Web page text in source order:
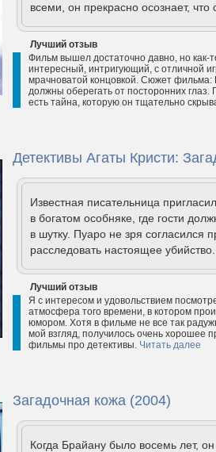
всеми, он прекрасно осознает,
Лучший отзыв
Фильм вышел достаточно давно, но
интересный, интригующий, с отличной
мрачноватой концовкой. Сюжет фильма:
должны оберегать от посторонних
есть тайна, которую он тщательно
Детективы Агаты Кристи:
Известная писательница
в богатом особняке, где гости
в шутку. Пуаро не зря согласился
расследовать настоящее убийство.
Лучший отзыв
Я с интересом и удовольствием
атмосфера того времени, в котором
юмором. Хотя в фильме не все так
мой взгляд, получилось очень хорошее
фильмы про детективы. Читать далее
Загадочная кожа (2004)
Когда Брайану было восемь лет,